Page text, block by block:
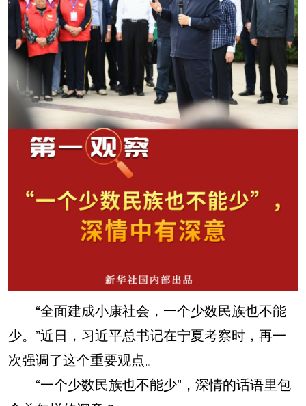
“全面建成小康社会，一个少数民族也不能
少。”近日，习近平总书记在宁夏考察时，再一
次强调了这个重要观点。
“一个少数民族也不能少”，深情的话语里包